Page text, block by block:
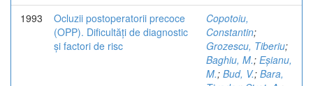
1993
Ocluzii postoperatorii precoce
(OPP). Dificultăți de diagnostic
și factori de risc
Copotoiu,
Constantin;
Grozescu, Tiberiu;
Baghiu, M.; Eșianu,
M.; Bud, V.; Bara,